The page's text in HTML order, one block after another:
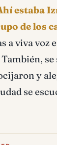
estaba
de los
a viva voz
También,
y
se